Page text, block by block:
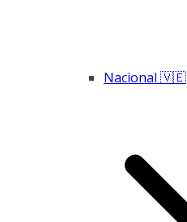
Nacional 🇻🇪